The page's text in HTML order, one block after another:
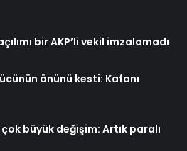
bir AKP’li vekil imzalamadı
önünü kesti: Kafanı
büyük değişim: Artık paralı